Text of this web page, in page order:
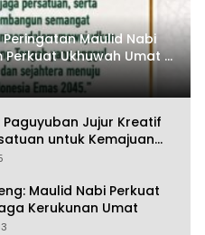
Maulid Nabi
Ukhuwah Umat di
Paguyuban Jujur Kreatif
untuk Kemajuan
Maulid Nabi Perkuat
Kerukunan Umat